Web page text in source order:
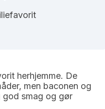
herhjemme. De
men baconen og
god smag og gør